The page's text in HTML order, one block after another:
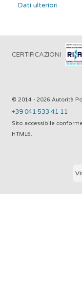
Dati ulteriori
CERTIFICAZIONI
© 2014 - 2026 Autorità
+39 041 533 41 11
Sito accessibile
HTML5.